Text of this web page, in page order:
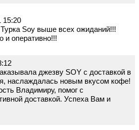
15:20
Soy выше всех ожиданий!!!
и оперативно!!!
джезву SOY с доставкой в
наслаждалась новым вкусом кофе!
Владимиру, помог с
доставкой. Успеха Вам и